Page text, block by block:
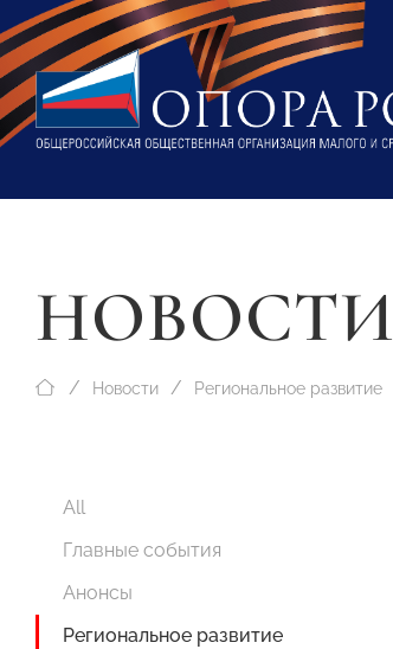
НОВОСТИ
Новости Региональное развитие
All
Главные события
Анонсы
Региональное развитие